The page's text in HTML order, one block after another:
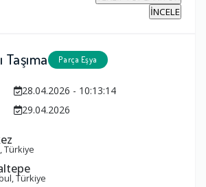
İNCELE
Parça Eşya
28.04.2026 - 10:13:14
29.04.2026
Türkiye
Türkiye